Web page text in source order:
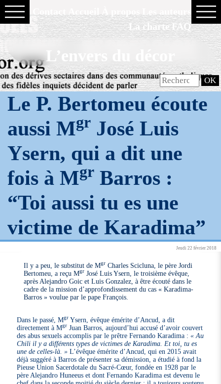
La charte FAQ
L’envers du décor
Le P. Bertomeu écoute
aussi Mgr José Luis
Ysern, qui a dit une
fois à Mgr Barros :
“Toi aussi tu es une
victime de Karadima”
Jeudi 22 février 2018
Il y a peu, le substitut de Mgr Charles Scicluna, le père Jordi
Bertomeu, a reçu Mgr José Luis Ysern, le troisième évêque,
après Alejandro Goic et Luis Gonzalez, à être écouté dans le
cadre de la mission d’approfondissement du cas « Karadima-
Barros » voulue par le pape François.
Dans le passé, Mgr Ysern, évêque émérite d’Ancud, a dit
directement à Mgr Juan Barros, aujourd’hui accusé d’avoir couvert
des abus sexuels accomplis par le prêtre Fernando Karadima :« Au
Chili il y a différents types de victimes de Karadima. Et toi, tu es
une de celles-là. » L’évêque émérite d’Ancud, qui en 2015 avait
déjà suggéré à Barros de présenter sa démission, a étudié à fond la
Pieuse Union Sacerdotale du Sacré-Cœur, fondée en 1928 par le
père Alejandro Huneeus et dont Fernando Karadima est devenu le